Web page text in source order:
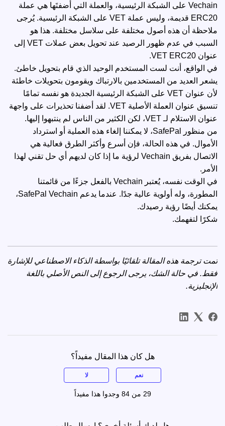
Vechain على الشبكة الرئيسية، والعملة التي أضفتَها هي عملة
ERC20 قديمة، وليس عملة VET على الشبكة الرئيسية. يُرجى
ملاحظة أن هذه أصول مختلفة على سلاسل مختلفة. هذا هو
السبب في عدم ظهور الرصيد عند تحويل بعض عملات VET إلى
عنوان VET ERC20.
في الواقع، أنت لست المستخدم الوحيد الذي قام بتحويل خاطئ.
يشعر العديد من المستخدمين بالارتباك ويقومون بتحويلات خاطئة
لأن عنوان VET على الشبكة الرئيسية الجديدة هو نفسه تمامًا
تنسيق عنوان العملة الأصلية VET. لقد أضفنا تحذيرات على واجهة
عنوان الاستلام لـ VET، لكن الكثير من الناس لم ينتبهوا إليها.
من منظور SafePal، لا يمكننا إلغاء هذه العملية أو استرداد
الأموال. في هذه الحالة، فإن أسرع وأكثر الطرق فعالية هي
الاتصال بفريق Vechain لرؤية ما إذا كان لديهم أي حل تقني لهذا
الأمر.
في الوقت نفسه، يُعتبر Vechain بالفعل جزءًا من قائمتنا
المطورة، وله أولوية عالية جدًا. عندما يدعم SafePal Vechain،
يمكنك أيضًا رؤية رصيدك.
شكرًا لتفهمك.
تمت ترجمة هذه المقالة تلقائيًا بواسطة الذكاء الاصطناعي للإشارة
فقط. في حالة الشك، يرجى الرجوع إلىالنص الأصلي باللغة
الإنجليزية.
هل كان هذا المقال مفيداً؟
نعم لا
29 من 84 وجدوا هذا مفيداً